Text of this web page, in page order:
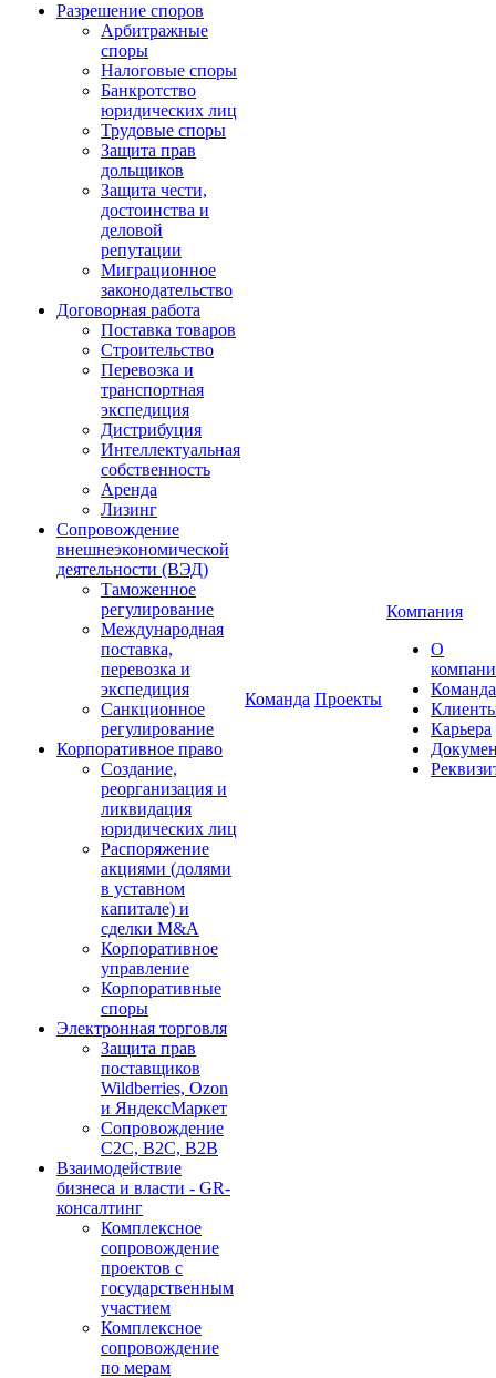
Разрешение споров
Арбитражные
споры
Налоговые споры
Банкротство
юридических лиц
Трудовые споры
Защита прав
дольщиков
Защита чести,
достоинства и
деловой
репутации
Миграционное
законодательство
Договорная работа
Поставка товаров
Строительство
Перевозка и
транспортная
экспедиция
Дистрибуция
Интеллектуальная
собственность
Аренда
Лизинг
Сопровождение
внешнеэкономической
деятельности (ВЭД)
Таможенное
регулирование
Международная
поставка,
перевозка и
экспедиция
Санкционное
регулирование
Корпоративное право
Создание,
реорганизация и
ликвидация
юридических лиц
Распоряжение
акциями (долями
в уставном
капитале) и
сделки M&A
Корпоративное
управление
Корпоративные
споры
Электронная торговля
Защита прав
поставщиков
Wildberries, Ozon
и ЯндексМаркет
Сопровождение
С2С, В2С, В2В
Взаимодействие
бизнеса и власти - GR-
консалтинг
Комплексное
сопровождение
проектов с
государственным
участием
Комплексное
сопровождение
по мерам
Команда Проекты
Компания
О
Команда
Карьера